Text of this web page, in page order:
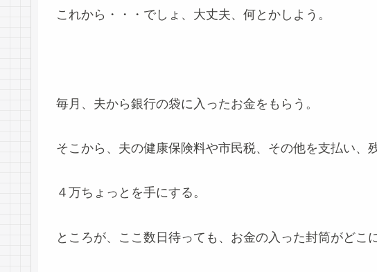
これから・・・でしょ、大丈夫、何とかしよう。
毎月、夫から銀行の袋に入ったお金をもらう。
そこから、夫の健康保険料や市民税、その他を支払い、
４万ちょっとを手にする。
ところが、ここ数日待っても、お金の入った封筒がどこ